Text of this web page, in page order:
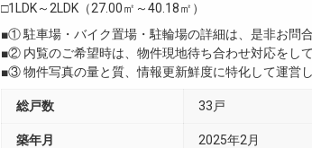
□1LDK～2LDK（27.00㎡～40.18㎡）
■① 駐車場・バイク置場・駐輪場の詳細は、是非お問合
■② 内覧のご希望時は、物件現地待ち合わせ対応をして
■③ 物件写真の量と質、情報更新鮮度に特化して運営し
総戸数 33戸
築年月 2025年2月